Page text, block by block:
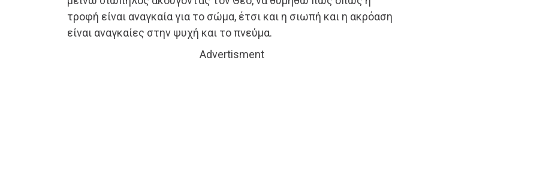
τροφή είναι αναγκαία για το σώμα, έτσι και η σιωπή και η ακρόαση
είναι αναγκαίες στην ψυχή και το πνεύμα.
Advertisment